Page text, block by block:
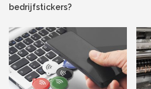
de omgekeerde richting het geval
bedrijfstickers?